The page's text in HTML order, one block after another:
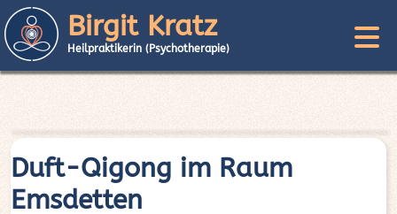
Birgit Kratz
Heilpraktikerin (Psychotherapie)
Duft-Qigong im Raum
Emsdetten